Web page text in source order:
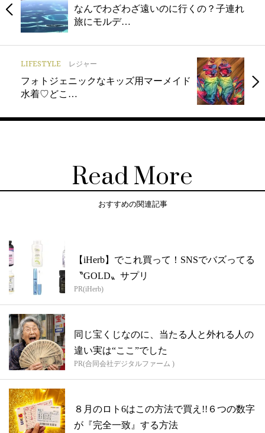
なんでわざわざ遠いのに行くの？子連れ
旅にモルデ…
LIFESTYLE レジャー
フォトジェニックなキッズ用マーメイド
水着♡どこ…
Read More
おすすめの関連記事
【iHerb】でこれ買って！SNSでバズってる
〝GOLD〟サプリ
PR(iHerb)
同じ宝くじなのに、当たる人と外れる人の
違い実は“ここ”でした
PR(合同会社デジタルファーム )
８月のロト6はこの方法で買え!!６つの数字
が『完全一致』する方法